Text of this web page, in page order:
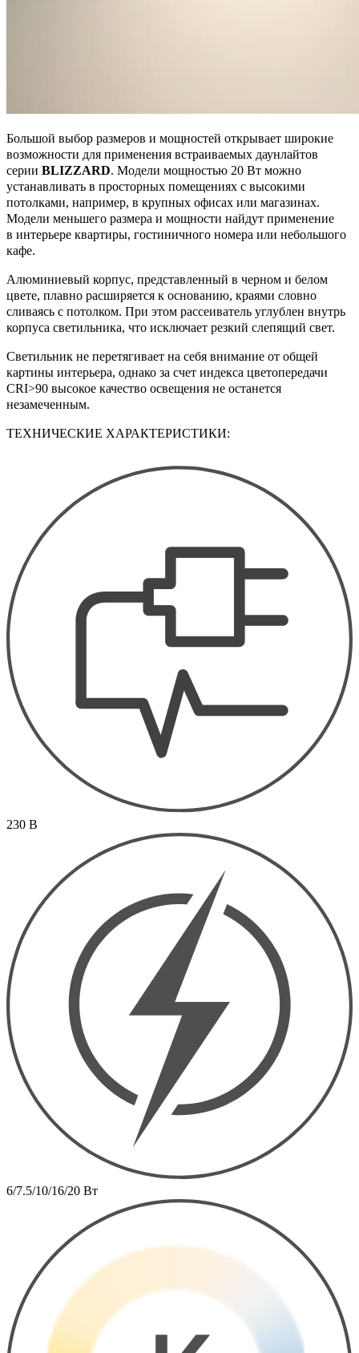
Большой выбор размеров и мощностей открывает широкие
возможности для применения встраиваемых даунлайтов
серии BLIZZARD. Модели мощностью 20 Вт можно
устанавливать в просторных помещениях с высокими
потолками, например, в крупных офисах или магазинах.
Модели меньшего размера и мощности найдут применение
в интерьере квартиры, гостиничного номера или небольшого
кафе.
Алюминиевый корпус, представленный в черном и белом
цвете, плавно расширяется к основанию, краями словно
сливаясь с потолком. При этом рассеиватель углублен внутрь
корпуса светильника, что исключает резкий слепящий свет.
Светильник не перетягивает на себя внимание от общей
картины интерьера, однако за счет индекса цветопередачи
CRI>90 высокое качество освещения не останется
незамеченным.
ТЕХНИЧЕСКИЕ ХАРАКТЕРИСТИКИ:
230 В
6/7.5/10/16/20 Вт